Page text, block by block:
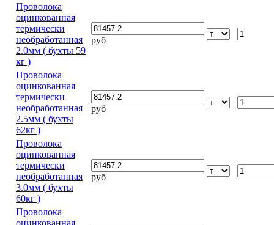
Проволока
оцинкованная
термически
необработанная
2.0мм ( бухты 59
кг )
руб
Проволока
оцинкованная
термически
необработанная
2.5мм ( бухты
62кг )
руб
Проволока
оцинкованная
термически
необработанная
3.0мм ( бухты
60кг )
руб
Проволока
оцинкованная